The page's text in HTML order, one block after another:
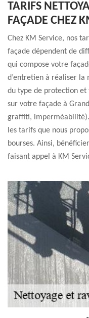
TARIFS
FAÇADE CHEZ
Chez KM Service, nos
façade dépendent de
qui compose votre
d’entretien à réaliser la
du type de protection
sur votre façade à
graffiti, imperméabilité).
les tarifs que nous
bourses. Ainsi,
faisant appel à KM